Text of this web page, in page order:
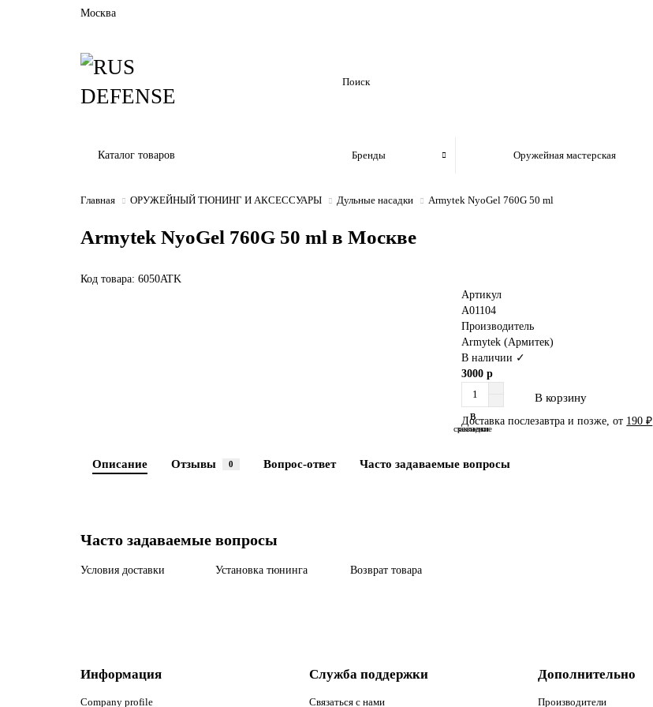
Москва
Каталог товаров Бренды Оружейная мастерская
Главная ОРУЖЕЙНЫЙ ТЮНИНГ И АКСЕССУАРЫ Дульные насадки Armytek NyoGel 760G 50 ml
Armytek NyoGel 760G 50 ml в Москве
Код товара: 6050ATK
Артикул
A01104
Производитель
Armytek (Армитек)
В наличии ✓
3000 р
В корзину
В
закладки
В
сравнение
Доставка послезавтра и позже, от 190 ₽
Описание Отзывы 0 Вопрос-ответ Часто задаваемые вопросы
Часто задаваемые вопросы
Условия доставки Установка тюнинга Возврат товара
Информация
Company profile
Служба поддержки
Связаться с нами
Дополнительно
Производители